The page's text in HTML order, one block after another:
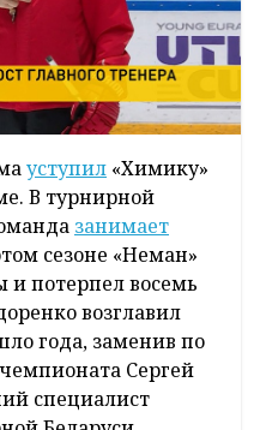
уступил «Химику»
В турнирной
занимает
сезоне «Неман»
потерпел восемь
возглавил
года, заменив по
Сергей
специалист